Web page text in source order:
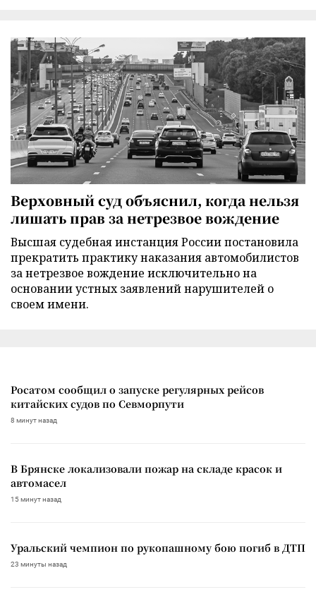
Верховный суд объяснил, когда нельзя
лишать прав за нетрезвое вождение
Высшая судебная инстанция России постановила
прекратить практику наказания автомобилистов
за нетрезвое вождение исключительно на
основании устных заявлений нарушителей о
своем имени.
Росатом сообщил о запуске регулярных рейсов
китайских судов по Севморпути
8 минут назад
В Брянске локализовали пожар на складе красок и
автомасел
15 минут назад
Уральский чемпион по рукопашному бою погиб в ДТП
23 минуты назад